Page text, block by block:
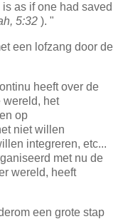
as if one had saved
5:32 ). "
een lofzang door de
heeft over de
wereld, het
op
niet willen
integreren, etc...
met nu de
wereld, heeft
een grote stap